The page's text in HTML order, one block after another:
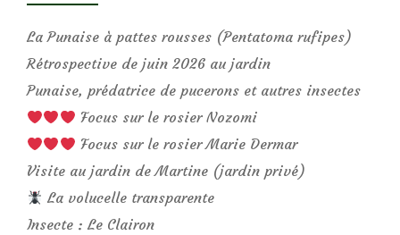
La Punaise à pattes rousses (Pentatoma rufipes)
Rétrospective de juin 2026 au jardin
Punaise, prédatrice de pucerons et autres insectes
Focus sur le rosier Nozomi
Focus sur le rosier Marie Dermar
Visite au jardin de Martine (jardin privé)
La volucelle transparente
Insecte : Le Clairon